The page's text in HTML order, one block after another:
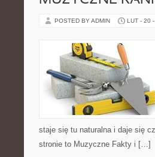
POSTED BY ADMIN LUT - 20
staje się tu naturalna i daje się
stronie to Muzyczne Fakty i […]